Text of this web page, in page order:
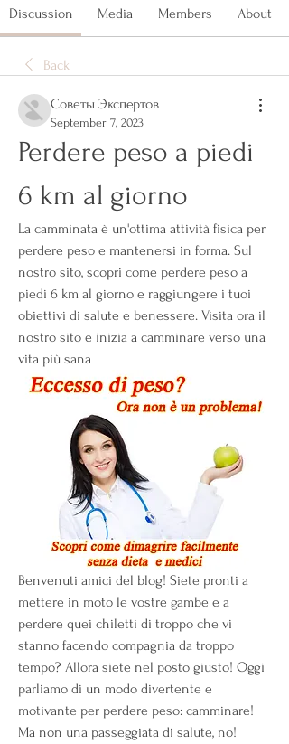
Discussion Media Members About
Back
Советы Экспертов
September 7, 2023
Perdere peso a piedi
6 km al giorno
La camminata è un'ottima attività fisica per
perdere peso e mantenersi in forma. Sul
nostro sito, scopri come perdere peso a
piedi 6 km al giorno e raggiungere i tuoi
obiettivi di salute e benessere. Visita ora il
nostro sito e inizia a camminare verso una
vita più sana
Benvenuti amici del blog! Siete pronti a
mettere in moto le vostre gambe e a
perdere quei chiletti di troppo che vi
stanno facendo compagnia da troppo
tempo? Allora siete nel posto giusto! Oggi
parliamo di un modo divertente e
motivante per perdere peso: camminare!
Ma non una passeggiata di salute, no!